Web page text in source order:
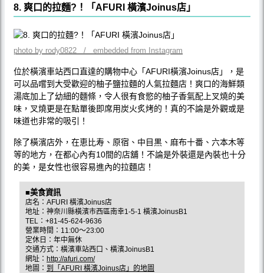
8. 爽口的拉麵?！「AFURI 橫濱Joinus店」
photo by rody0822 / embedded from Instagram
位於橫濱車站西口直達的購物中心「AFURI橫濱Joinus店」，是
可以品嚐到大受歡迎的柚子鹽拉麵的人氣拉麵店！爽口的海鮮類
湯底加上了幼細的麵條，令人很有食慾的柚子香氣配上叉燒的美
味，叉燒更是在點單後即席用炭火炙烤的！真的不論是外觀或是
味道也非常的吸引！
除了橫濱店外，在恵比寿、原宿、中目黒、麻布十番、六本木等
等的地方，在都心內有10間的店舖！不論是外裝還是內裝也十分
的美，是女性也很容易進內的拉麵店！
■美食資訊
店名：AFURI 橫濱Joinus店
地址：神奈川縣橫濱市西區南幸1-5-1 橫濱JoinusB1
TEL：+81-45-624-9636
營業時間：11:00～23:00
定休日：年中無休
交通方式：橫濱車站西口、橫濱JoinusB1
網址： http://afuri.com/
地圖： 到「AFURI 橫濱Joinus店」的地圖